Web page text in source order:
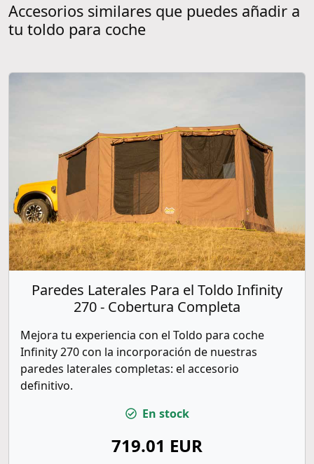
Accesorios similares que puedes añadir a
tu toldo para coche
Paredes Laterales Para el Toldo Infinity
270 - Cobertura Completa
Mejora tu experiencia con el Toldo para coche
Infinity 270 con la incorporación de nuestras
paredes laterales completas: el accesorio
definitivo.
En stock
719.01 EUR